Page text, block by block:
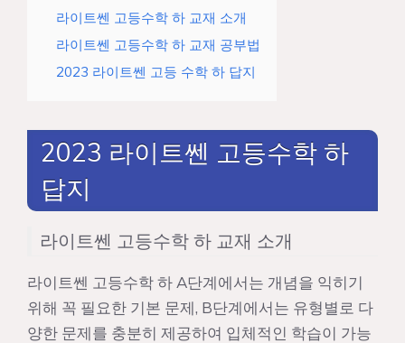
라이트쎈 고등수학 하 교재 소개
라이트쎈 고등수학 하 교재 공부법
2023 라이트쎈 고등 수학 하 답지
2023 라이트쎈 고등수학 하
답지
라이트쎈 고등수학 하 교재 소개
라이트쎈 고등수학 하 A단계에서는 개념을 익히기
위해 꼭 필요한 기본 문제, B단계에서는 유형별로 다
양한 문제를 충분히 제공하여 입체적인 학습이 가능